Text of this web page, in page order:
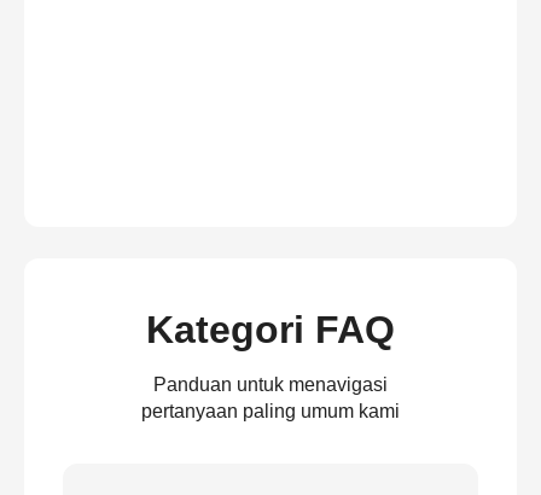
Kategori FAQ
Panduan untuk menavigasi
pertanyaan paling umum kami